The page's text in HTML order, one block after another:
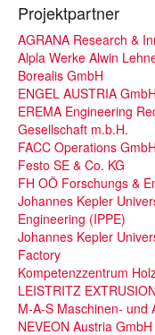
Projektpartner
AGRANA Research &
Alpla Werke Alwin
Borealis GmbH
ENGEL AUSTRIA GmbH
EREMA Engineering
Gesellschaft m.b.H.
FACC Operations GmbH
Festo SE & Co. KG
FH OÖ Forschungs &
Johannes Kepler
Engineering (IPPE)
Johannes Kepler
Factory
Kompetenzzentrum
LEISTRITZ
M-A-S Maschinen- und
NEVEON Austria GmbH